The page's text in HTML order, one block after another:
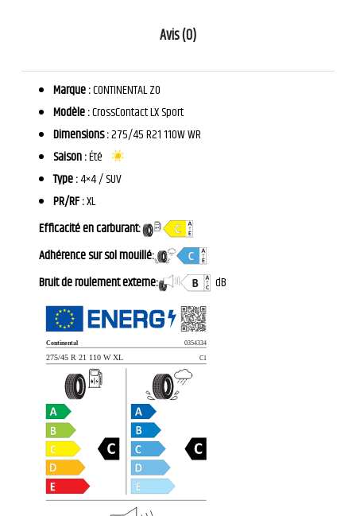
Avis (0)
Marque :CONTINENTAL ZO
Modèle :CrossContact LX Sport
Dimensions :275/45 R21 110W WR
Saison :Été
Type :4×4 / SUV
PR/RF :XL
Efficacité en carburant:
Adhérence sur sol mouillé:
Bruit de roulement externe:
dB